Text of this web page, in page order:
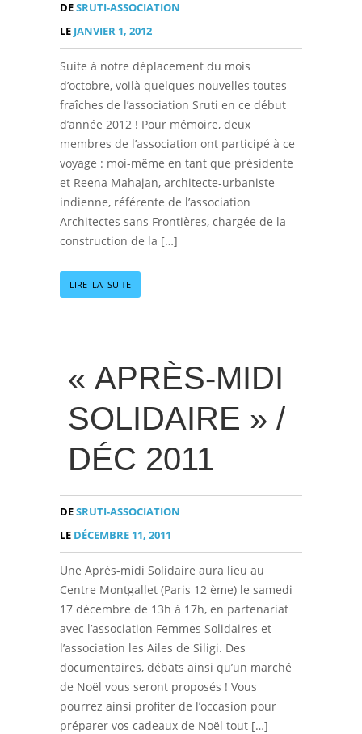
DESRUTI-ASSOCIATION
LE JANVIER 1, 2012
Suite à notre déplacement du mois
d’octobre, voilà quelques nouvelles toutes
fraîches de l’association Sruti en ce début
d’année 2012 ! Pour mémoire, deux
membres de l’association ont participé à ce
voyage : moi-même en tant que présidente
et Reena Mahajan, architecte-urbaniste
indienne, référente de l’association
Architectes sans Frontières, chargée de la
construction de la […]
LIRE LA SUITE
« APRÈS-MIDI
SOLIDAIRE » /
DÉC 2011
DESRUTI-ASSOCIATION
LE DÉCEMBRE 11, 2011
Une Après-midi Solidaire aura lieu au
Centre Montgallet (Paris 12 ème) le samedi
17 décembre de 13h à 17h, en partenariat
avec l’association Femmes Solidaires et
l’association les Ailes de Siligi. Des
documentaires, débats ainsi qu’un marché
de Noël vous seront proposés ! Vous
pourrez ainsi profiter de l’occasion pour
préparer vos cadeaux de Noël tout […]